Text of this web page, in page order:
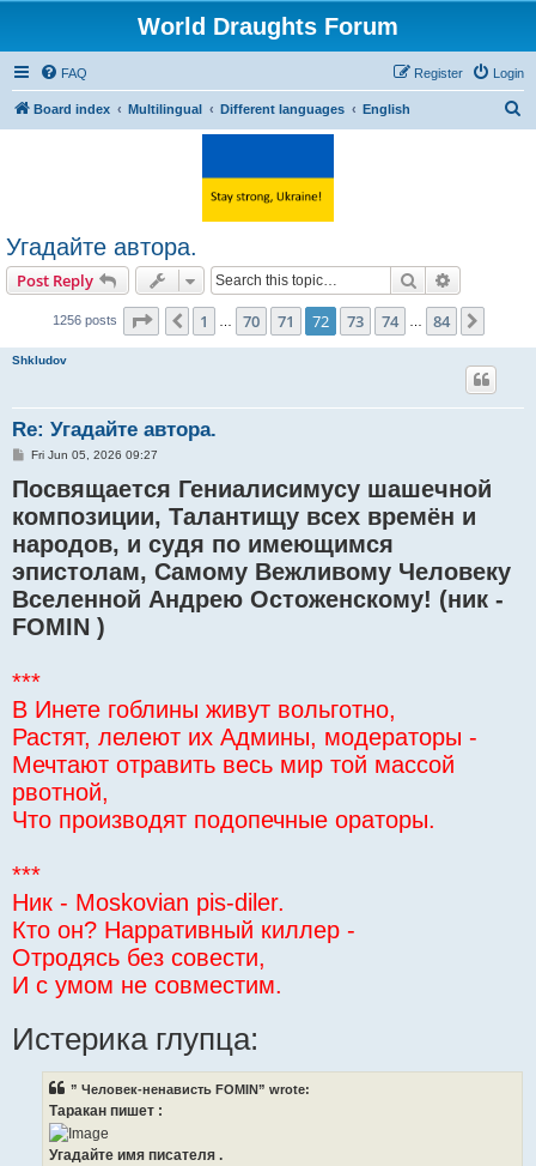
World Draughts Forum
FAQ Login
Register
Board index Multilingual Different languages English
Угадайте автора.
Post Reply Search
1256 posts Page 72 of 84
Previous
1 70 71 72 73 74 84
Shkludov
Re: Угадайте автора.
P
s
t
Fri Jun 05, 2026 09:27
Посвящается Гениалисимусу шашечной
композиции, Талантищу всех времён и
народов, и судя по имеющимся
эпистолам, Самому Вежливому Человеку
Вселенной Андрею Остоженскому! (ник -
FOMIN )
***
В Инете гоблины живут вольготно,
Растят, лелеют их Админы, модераторы -
Мечтают отравить весь мир той массой
рвотной,
Что производят подопечные ораторы.
***
Ник - Moskovian pis-diler.
Кто он? Нарративный киллер -
Отродясь без совести,
И с умом не совместим.
Истерика глупца:
” Человек-ненависть FOMIN” wrote:
Таракан пишет :
Угадайте имя писателя .